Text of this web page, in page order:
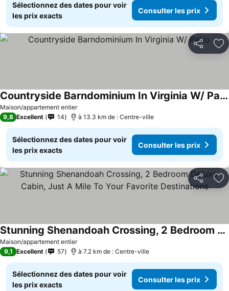
Sélectionnez des dates pour voir
les prix exacts
Consulter les prix
Partager
Maison/appartement entier
Countryside Barndominium In Virginia W/ Patio
Consulter les prix
9,8 Excellent 14 à 13.3 km de : Centre-ville
Sélectionnez des dates pour voir
les prix exacts
Consulter les prix
Partager
Maison/appartement entier
Stunning Shenandoah Crossing, 2 Bedroom Deluxe Cabin, Just A Mile To Your Favorite Destinations
Consulter les prix
9,1 Excellent 57 à 7.2 km de : Centre-ville
Sélectionnez des dates pour voir
les prix exacts
Consulter les prix